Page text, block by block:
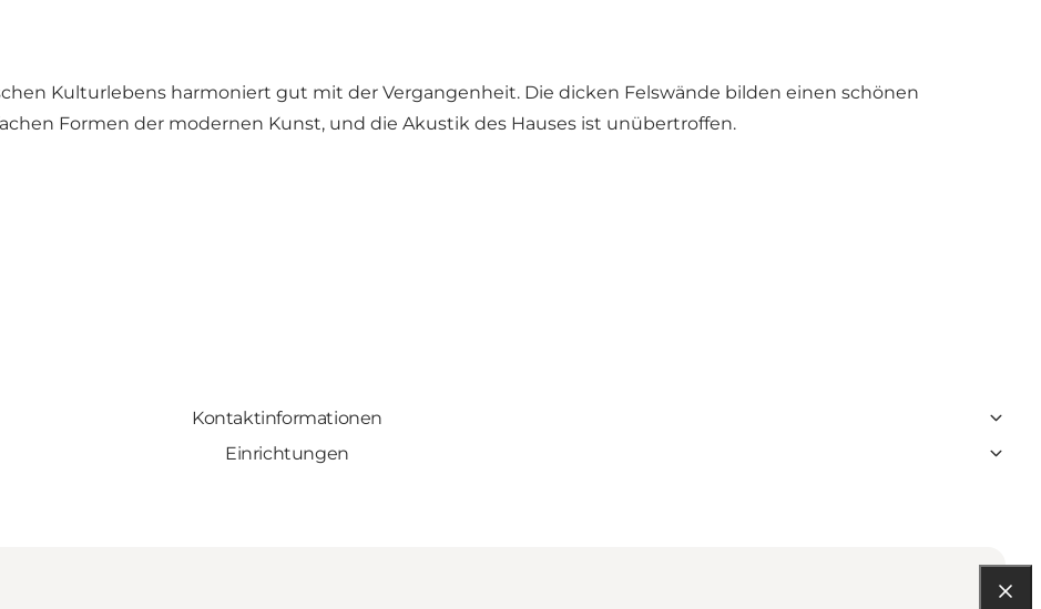
Kulturlebens harmoniert gut mit der Vergangenheit. Die dicken Felswände bilden einen schönen
Formen der modernen Kunst, und die Akustik des Hauses ist unübertroffen.
Kontaktinformationen
Einrichtungen